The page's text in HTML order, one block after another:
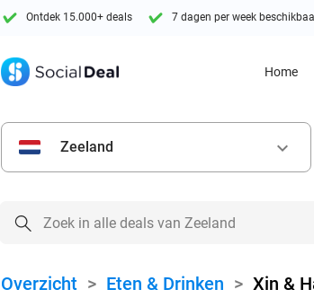
Ontdek 15.000+ deals 7 dagen per week
Home
Zeeland keyboard_arrow_down
Overzicht > Eten & Drinken > Xin &